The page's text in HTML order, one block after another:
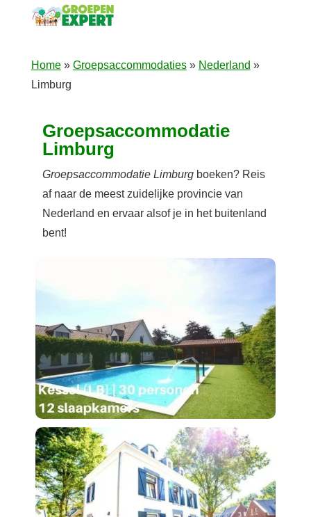
Home» Groepsaccommodaties» Nederland »
Limburg
Groepsaccommodatie
Limburg
Groepsaccommodatie Limburgboeken? Reis
af naar de meest zuidelijke provincie van
Nederland en ervaar alsof je in het buitenland
bent!